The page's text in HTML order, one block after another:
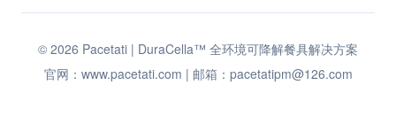
© 2026 Pacetati | DuraCella™ 全环境可降解餐具解决方案
官网：www.pacetati.com | 邮箱：pacetatipm@126.com